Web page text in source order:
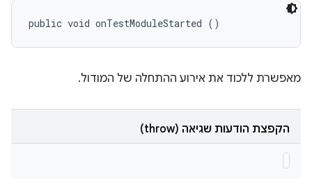
public void onTestModuleStarted ()
מאפשרת ללכוד את אירוע ההתחלה של המודול.
הקפצת הודעות שגיאה (throw)